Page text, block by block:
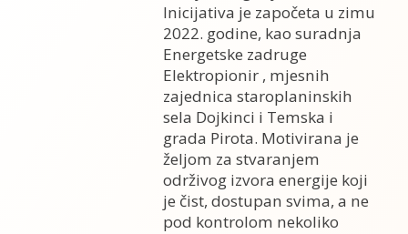
Inicijativa je započeta u zimu
2022. godine, kao suradnja
Energetske zadruge
Elektropionir , mjesnih
zajednica staroplaninskih
sela Dojkinci i Temska i
grada Pirota. Motivirana je
željom za stvaranjem
održivog izvora energije koji
je čist, dostupan svima, a ne
pod kontrolom nekoliko